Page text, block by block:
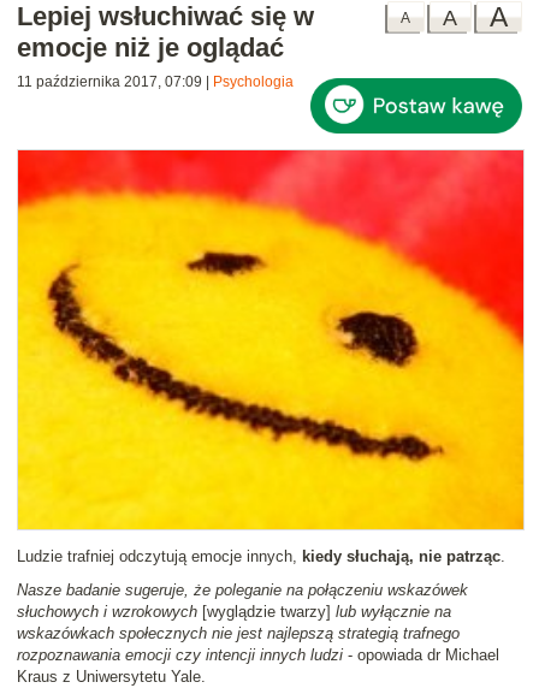
A
A
A
Lepiej wsłuchiwać się w
emocje niż je oglądać
11 października 2017, 07:09 Psychologia
Ludzie trafniej odczytują emocje innych, kiedy słuchają, nie patrząc.
Nasze badanie sugeruje, że poleganie na połączeniu wskazówek
słuchowych i wzrokowych [wyglądzie twarzy] lub wyłącznie na
wskazówkach społecznych nie jest najlepszą strategią trafnego
rozpoznawania emocji czy intencji innych ludzi - opowiada dr Michael
Kraus z Uniwersytetu Yale.